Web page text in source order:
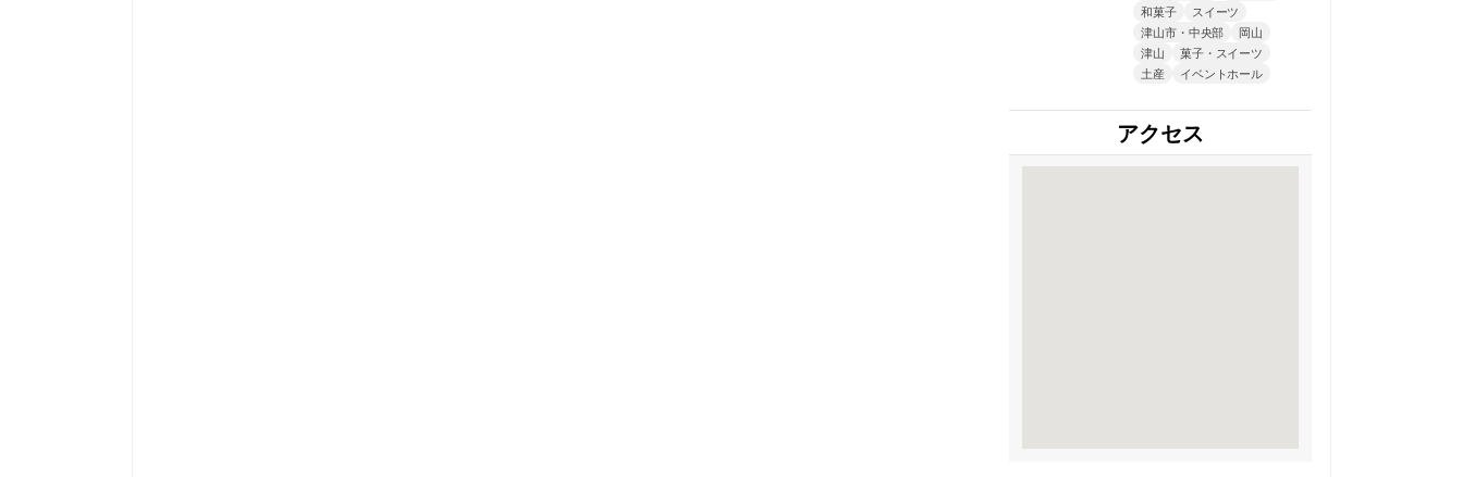
和菓子
スイーツ
津山市・中央部
岡山
津山
菓子・スイーツ
土産
イベントホール
アクセス